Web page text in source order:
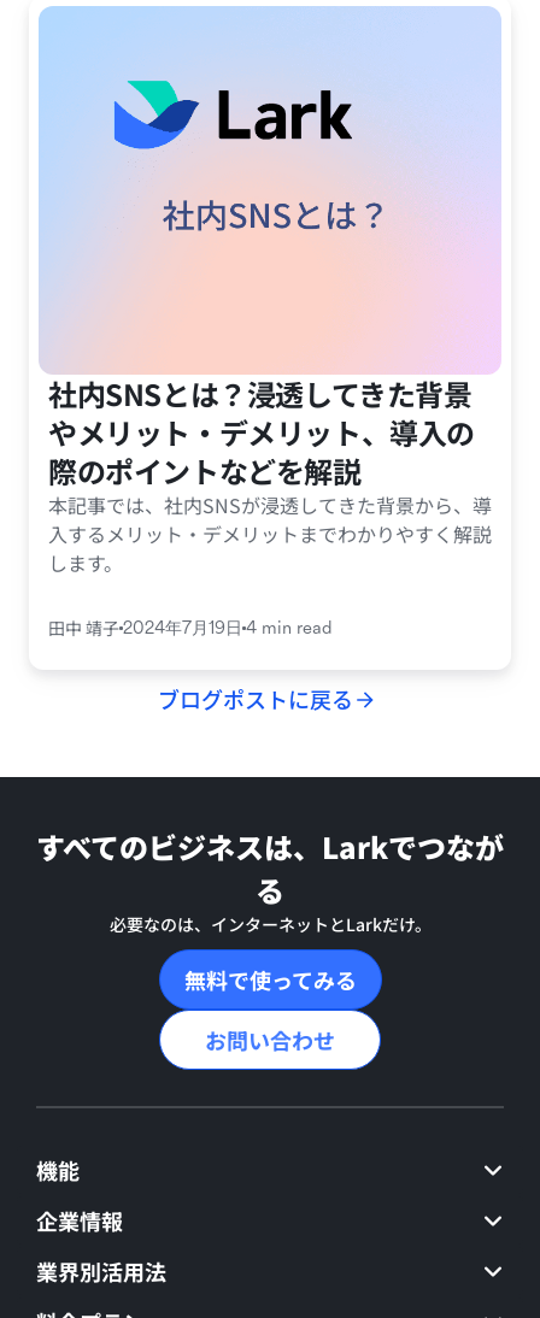
社内SNSとは？浸透してきた背景
やメリット・デメリット、導入の
際のポイントなどを解説
本記事では、社内SNSが浸透してきた背景から、導
入するメリット・デメリットまでわかりやすく解説
します。
田中 靖子2024年7月19日 4 min read
ブログポストに戻る
すべてのビジネスは、Larkでつなが
る
必要なのは、インターネットとLarkだけ。
無料で使ってみる
お問い合わせ
機能
企業情報
業界別活用法